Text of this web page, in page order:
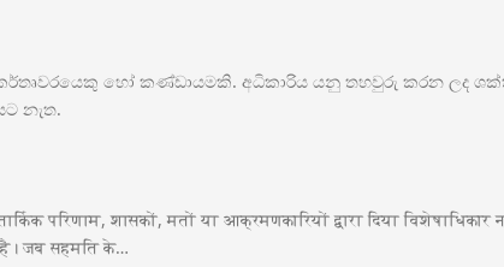
හෝ කණ්ඩායමකි. අධිකාරිය යනු තහවුරු කරන ලද
නැත.
परिणाम, शासकों, मतों या आक्रमणकारियों द्वारा दिया विशेषाधिकार
है। जब सहमति के…